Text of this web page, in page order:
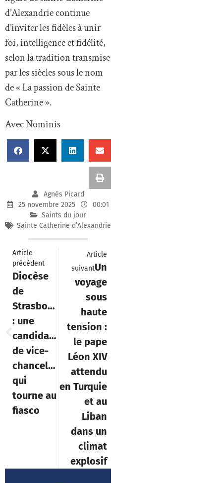
d’Alexandrie continue
d’inviter les fidèles à unir
foi, intelligence et fidélité,
selon la tradition transmise
par les siècles sous le nom
de « La passion de Sainte
Catherine ».
Avec Nominis
Agnès Picard
25 novembre 2025
00:01
Saints du jour
Sainte Catherine d’Alexandrie
Article
précédent
Diocèse
de
Strasbourg
: une
candidature
de vice-
chancelière
qui
tourne au
fiasco
Article
suivantUn
voyage
sous
haute
tension :
le pape
Léon XIV
attendu
en Turquie
et au
Liban
dans un
climat
explosif